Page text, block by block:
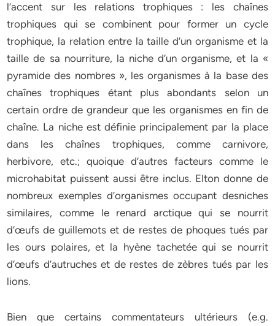
l’accent sur les relations trophiques : les chaînes
trophiques qui se combinent pour former un cycle
trophique, la relation entre la taille d’un organisme et la
taille de sa nourriture, la niche d’un organisme, et la «
pyramide des nombres », les organismes à la base des
chaînes trophiques étant plus abondants selon un
certain ordre de grandeur que les organismes en fin de
chaîne. La niche est définie principalement par la place
dans les chaînes trophiques, comme carnivore,
herbivore, etc.; quoique d’autres facteurs comme le
microhabitat puissent aussi être inclus. Elton donne de
nombreux exemples d’organismes occupant desniches
similaires, comme le renard arctique qui se nourrit
d’œufs de guillemots et de restes de phoques tués par
les ours polaires, et la hyène tachetée qui se nourrit
d’œufs d’autruches et de restes de zèbres tués par les
lions.
Bien que certains commentateurs ultérieurs (e.g.